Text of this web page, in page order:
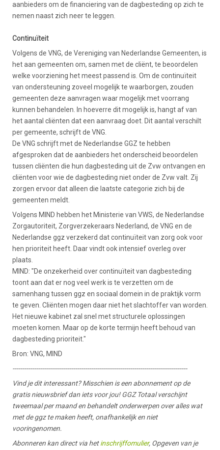
aanbieders om de financiering van de dagbesteding op zich te
nemen naast zich neer te leggen.
Continuïteit
Volgens de VNG, de Vereniging van Nederlandse Gemeenten, is
het aan gemeenten om, samen met de cliënt, te beoordelen
welke voorziening het meest passend is. Om de continuïteit
van ondersteuning zoveel mogelijk te waarborgen, zouden
gemeenten deze aanvragen waar mogelijk met voorrang
kunnen behandelen. In hoeverre dit mogelijk is, hangt af van
het aantal cliënten dat een aanvraag doet. Dit aantal verschilt
per gemeente, schrijft de VNG.
De VNG schrijft met de Nederlandse GGZ te hebben
afgesproken dat de aanbieders het onderscheid beoordelen
tussen cliënten die hun dagbesteding uit de Zvw ontvangen en
cliënten voor wie de dagbesteding niet onder de Zvw valt. Zij
zorgen ervoor dat alleen die laatste categorie zich bij de
gemeenten meldt.
Volgens MIND hebben het Ministerie van VWS, de Nederlandse
Zorgautoriteit, Zorgverzekeraars Nederland, de VNG en de
Nederlandse ggz verzekerd dat continuïteit van zorg ook voor
hen prioriteit heeft. Daar vindt ook intensief overleg over
plaats.
MIND: "De onzekerheid over continuïteit van dagbesteding
toont aan dat er nog veel werk is te verzetten om de
samenhang tussen ggz en sociaal domein in de praktijk vorm
te geven. Cliënten mogen daar niet het slachtoffer van worden.
Het nieuwe kabinet zal snel met structurele oplossingen
moeten komen. Maar op de korte termijn heeft behoud van
dagbesteding prioriteit."
Bron: VNG, MIND
-----------------------------------------------------------------------------------------
Vind je dit interessant? Misschien is een abonnement op de
gratis nieuwsbrief dan iets voor jou! GGZ Totaal verschijnt
tweemaal per maand en behandelt onderwerpen over alles wat
met de ggz te maken heeft, onafhankelijk en niet
vooringenomen.
Abonneren kan direct via hetinschrijffomulier, Opgeven van je